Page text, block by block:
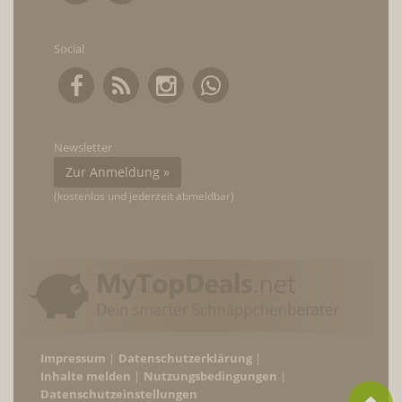
Social
Newsletter
Zur Anmeldung »
(kostenlos und jederzeit abmeldbar)
Impressum
Datenschutzerklärung
Inhalte melden
Nutzungsbedingungen
Datenschutzeinstellungen